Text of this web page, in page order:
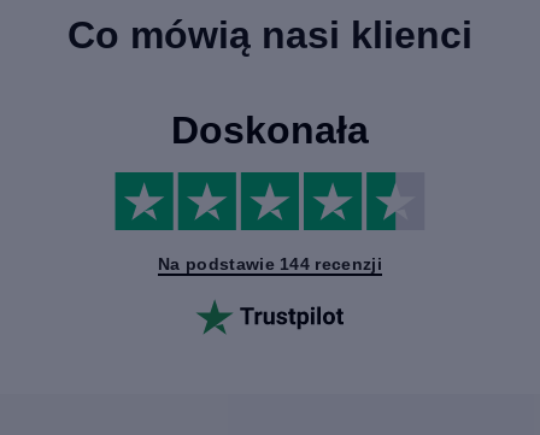
Co mówią nasi klienci
Doskonała
Na podstawie 144 recenzji